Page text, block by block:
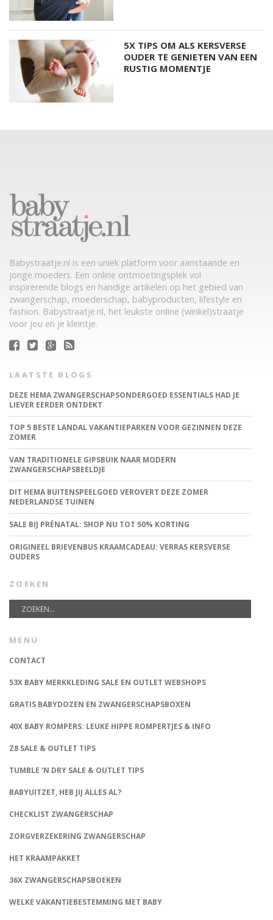
5X TIPS OM ALS KERSVERSE
OUDER TE GENIETEN VAN EEN
RUSTIG MOMENTJE
Babystraatje.nl is een uniek platform voor aanstaande en
jonge moeders. Een online ontmoetingsplek vol
inspirerende blogs en handige artikelen op het gebied van
zwangerschap, moederschap, babyproducten, lifestyle en
fashion. Babystraatje.nl, het leukste online (winkel)straatje
voor jou en je kleintje.
LAATSTE BLOGS
DEZE HEMA ZWANGERSCHAPSONDERGOED ESSENTIALS HAD JE
LIEVER EERDER ONTDEKT
TOP 5 BESTE LANDAL VAKANTIEPARKEN VOOR GEZINNEN DEZE
ZOMER
VAN TRADITIONELE GIPSBUIK NAAR MODERN
ZWANGERSCHAPSBEELDJE
DIT HEMA BUITENSPEELGOED VEROVERT DEZE ZOMER
NEDERLANDSE TUINEN
SALE BIJ PRÉNATAL: SHOP NU TOT 50% KORTING
ORIGINEEL BRIEVENBUS KRAAMCADEAU: VERRAS KERSVERSE
OUDERS
ZOEKEN
MENU
CONTACT
53X BABY MERKKLEDING SALE EN OUTLET WEBSHOPS
GRATIS BABYDOZEN EN ZWANGERSCHAPSBOXEN
40X BABY ROMPERS: LEUKE HIPPE ROMPERTJES & INFO
Z8 SALE & OUTLET TIPS
TUMBLE ‘N DRY SALE & OUTLET TIPS
BABYUITZET, HEB JIJ ALLES AL?
CHECKLIST ZWANGERSCHAP
ZORGVERZEKERING ZWANGERSCHAP
HET KRAAMPAKKET
36X ZWANGERSCHAPSBOEKEN
WELKE VAKANTIEBESTEMMING MET BABY